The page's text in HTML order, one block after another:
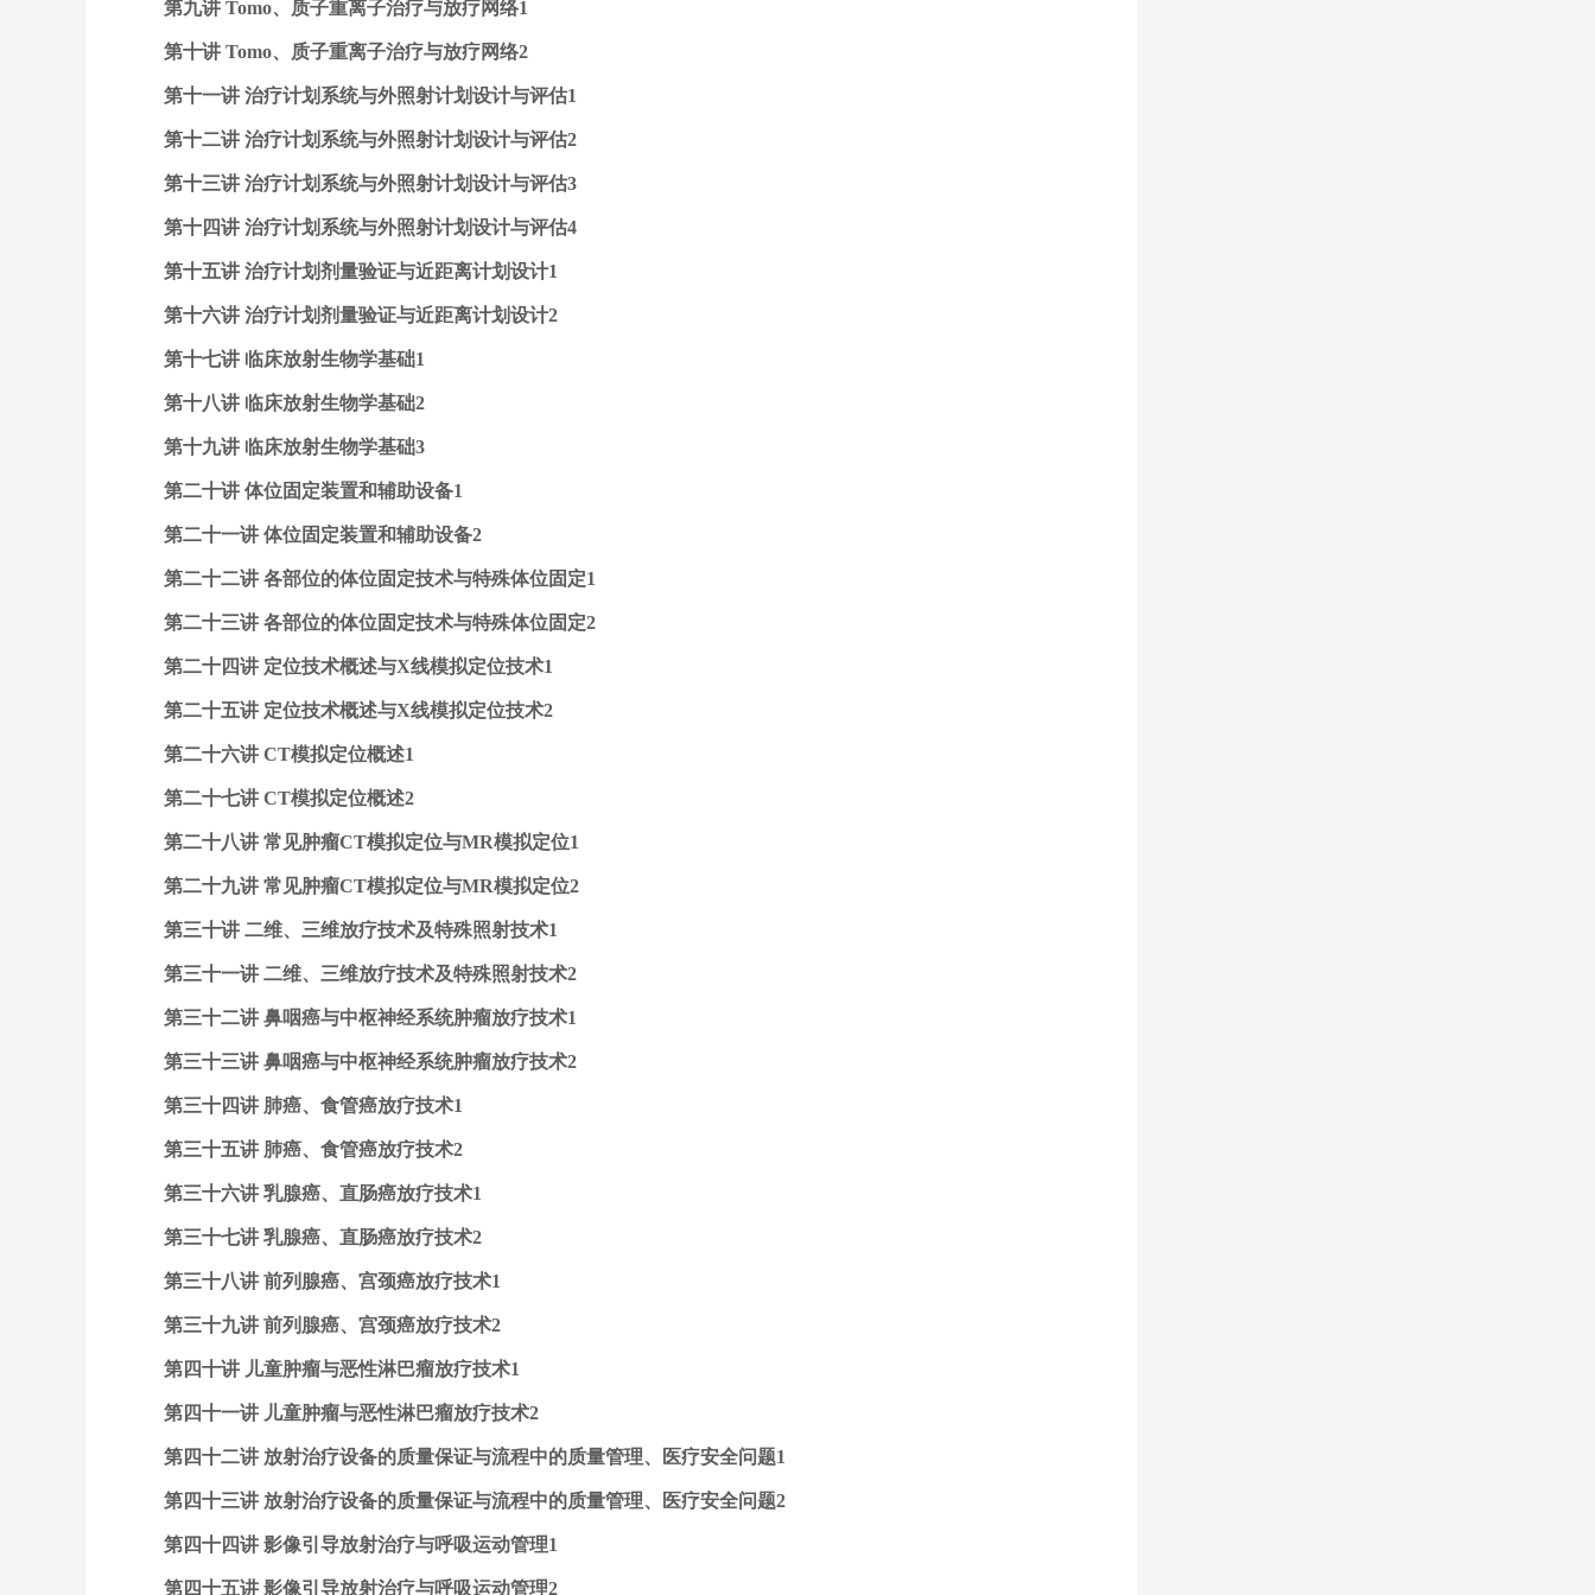
第九讲 Tomo、质子重离子治疗与放疗网络1
第十讲 Tomo、质子重离子治疗与放疗网络2
第十一讲 治疗计划系统与外照射计划设计与评估1
第十二讲 治疗计划系统与外照射计划设计与评估2
第十三讲 治疗计划系统与外照射计划设计与评估3
第十四讲 治疗计划系统与外照射计划设计与评估4
第十五讲 治疗计划剂量验证与近距离计划设计1
第十六讲 治疗计划剂量验证与近距离计划设计2
第十七讲 临床放射生物学基础1
第十八讲 临床放射生物学基础2
第十九讲 临床放射生物学基础3
第二十讲 体位固定装置和辅助设备1
第二十一讲 体位固定装置和辅助设备2
第二十二讲 各部位的体位固定技术与特殊体位固定1
第二十三讲 各部位的体位固定技术与特殊体位固定2
第二十四讲 定位技术概述与X线模拟定位技术1
第二十五讲 定位技术概述与X线模拟定位技术2
第二十六讲 CT模拟定位概述1
第二十七讲 CT模拟定位概述2
第二十八讲 常见肿瘤CT模拟定位与MR模拟定位1
第二十九讲 常见肿瘤CT模拟定位与MR模拟定位2
第三十讲 二维、三维放疗技术及特殊照射技术1
第三十一讲 二维、三维放疗技术及特殊照射技术2
第三十二讲 鼻咽癌与中枢神经系统肿瘤放疗技术1
第三十三讲 鼻咽癌与中枢神经系统肿瘤放疗技术2
第三十四讲 肺癌、食管癌放疗技术1
第三十五讲 肺癌、食管癌放疗技术2
第三十六讲 乳腺癌、直肠癌放疗技术1
第三十七讲 乳腺癌、直肠癌放疗技术2
第三十八讲 前列腺癌、宫颈癌放疗技术1
第三十九讲 前列腺癌、宫颈癌放疗技术2
第四十讲 儿童肿瘤与恶性淋巴瘤放疗技术1
第四十一讲 儿童肿瘤与恶性淋巴瘤放疗技术2
第四十二讲 放射治疗设备的质量保证与流程中的质量管理、医疗安全问题1
第四十三讲 放射治疗设备的质量保证与流程中的质量管理、医疗安全问题2
第四十四讲 影像引导放射治疗与呼吸运动管理1
第四十五讲 影像引导放射治疗与呼吸运动管理2